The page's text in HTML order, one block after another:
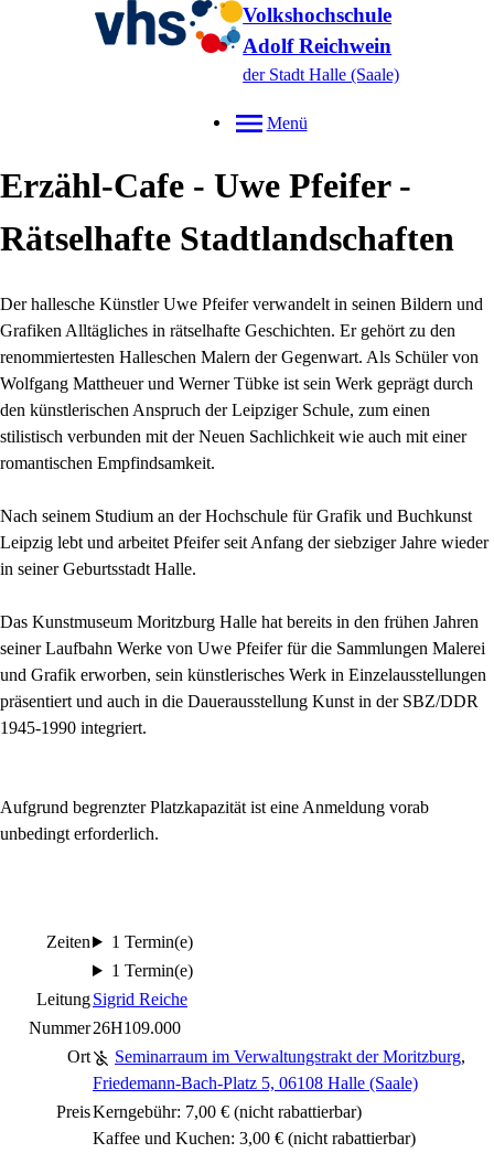
Volkshochschule
Adolf Reichwein
der Stadt Halle (Saale)
Menü
Erzähl-Cafe - Uwe Pfeifer -
Rätselhafte Stadtlandschaften
Der hallesche Künstler Uwe Pfeifer verwandelt in seinen Bildern und
Grafiken Alltägliches in rätselhafte Geschichten. Er gehört zu den
renommiertesten Halleschen Malern der Gegenwart. Als Schüler von
Wolfgang Mattheuer und Werner Tübke ist sein Werk geprägt durch
den künstlerischen Anspruch der Leipziger Schule, zum einen
stilistisch verbunden mit der Neuen Sachlichkeit wie auch mit einer
romantischen Empfindsamkeit.
Nach seinem Studium an der Hochschule für Grafik und Buchkunst
Leipzig lebt und arbeitet Pfeifer seit Anfang der siebziger Jahre wieder
in seiner Geburtsstadt Halle.
Das Kunstmuseum Moritzburg Halle hat bereits in den frühen Jahren
seiner Laufbahn Werke von Uwe Pfeifer für die Sammlungen Malerei
und Grafik erworben, sein künstlerisches Werk in Einzelausstellungen
präsentiert und auch in die Dauerausstellung Kunst in der SBZ/DDR
1945-1990 integriert.
Aufgrund begrenzter Platzkapazität ist eine Anmeldung vorab
unbedingt erforderlich.
Zeiten
1 Termin(e)
1 Termin(e)
LeitungSigrid Reiche
Nummer26H109.000
Ort
Seminarraum im Verwaltungstrakt der Moritzburg,
Friedemann-Bach-Platz 5, 06108 Halle (Saale)
PreisKerngebühr: 7,00 € (nicht rabattierbar)
Kaffee und Kuchen: 3,00 € (nicht rabattierbar)